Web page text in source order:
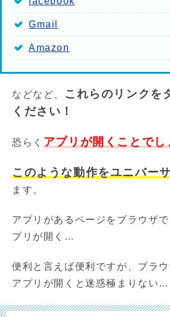
Gmail
Amazon
などなど、
これらのリンクを
ください！
恐らく アプリが開くことでし
このような動作をユニバー
ます。
アプリがあるページをブラウザ
プリが開く…
便利と言えば便利ですが、ブラ
アプリが開くと迷惑極まりない…